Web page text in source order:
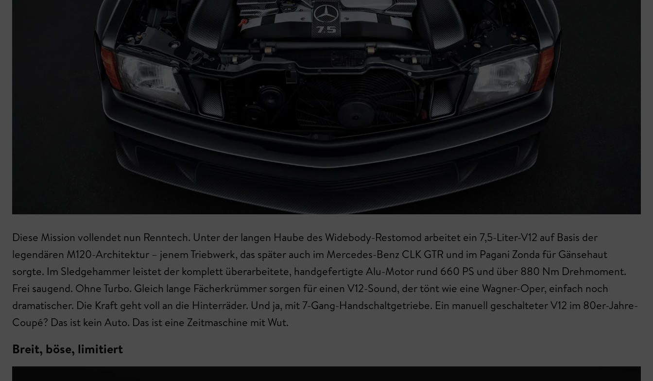
Diese Mission vollendet nun Renntech. Unter der langen Haube des Widebody-Restomod arbeitet ein 7,5-Liter-V12 auf Basis der
legendären M120-Architektur – jenem Triebwerk, das später auch im Mercedes-Benz CLK GTR und im Pagani Zonda für Gänsehaut
sorgte. Im Sledgehammer leistet der komplett überarbeitete, handgefertigte Alu-Motor rund 660 PS und über 880 Nm Drehmoment.
Frei saugend. Ohne Turbo. Gleich lange Fächerkrümmer sorgen für einen V12-Sound, der tönt wie eine Wagner-Oper, einfach noch
dramatischer. Die Kraft geht voll an die Hinterräder. Und ja, mit 7-Gang-Handschaltgetriebe. Ein manuell geschalteter V12 im 80er-Jahre-
Coupé? Das ist kein Auto. Das ist eine Zeitmaschine mit Wut.
Breit, böse, limitiert